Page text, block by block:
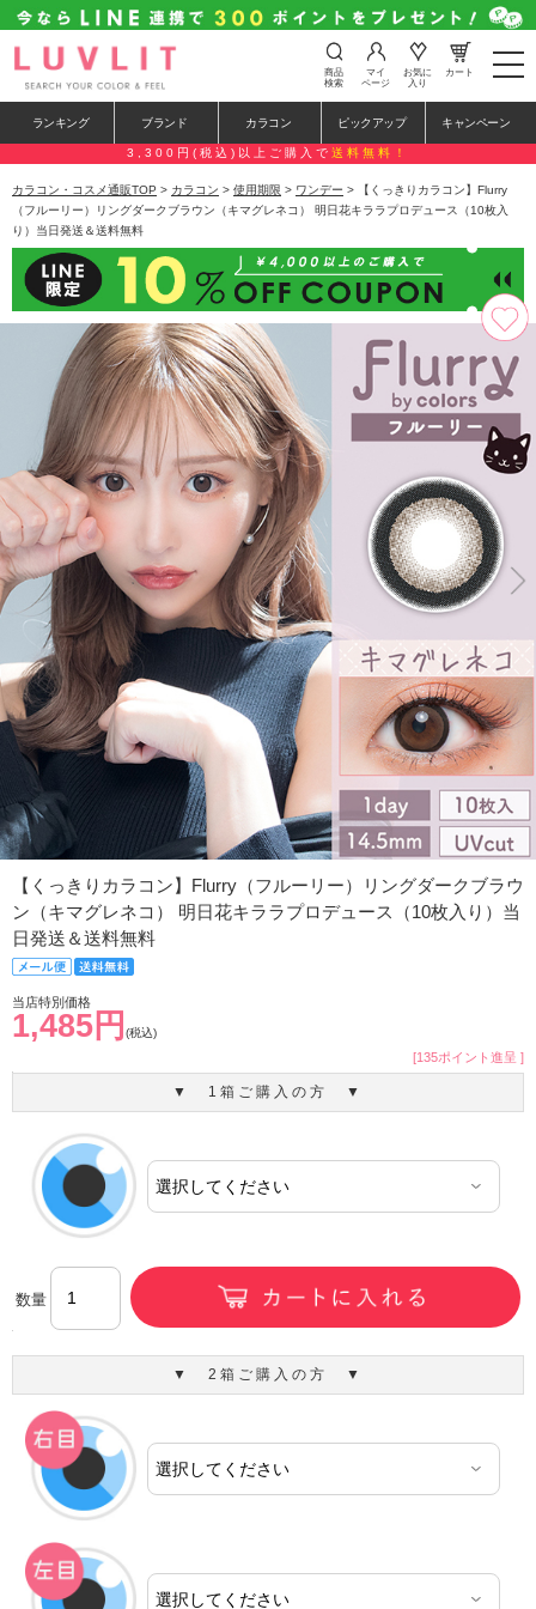
t
o
e
n
i
t
i
o
n
商品
検索
マイ
ページ
お気に
入り
カート
ランキング ブランド カラコン ピックアップ キャンペーン
3,300円(税込)以上ご購入で 送料無料！
カラコン・コスメ通販TOP > カラコン > 使用期限 > ワンデー > 【くっきりカラコン】Flurry
（フルーリー）リングダークブラウン（キマグレネコ） 明日花キララプロデュース（10枚入
り）当日発送＆送料無料
【くっきりカラコン】Flurry（フルーリー）リングダークブラウ
ン（キマグレネコ） 明日花キララプロデュース（10枚入り）当
日発送＆送料無料
当店特別価格
1,485円 (税込)
[135ポイント進呈 ]
▼ 1箱ご購入の方 ▼
数量
▼ 2箱ご購入の方 ▼